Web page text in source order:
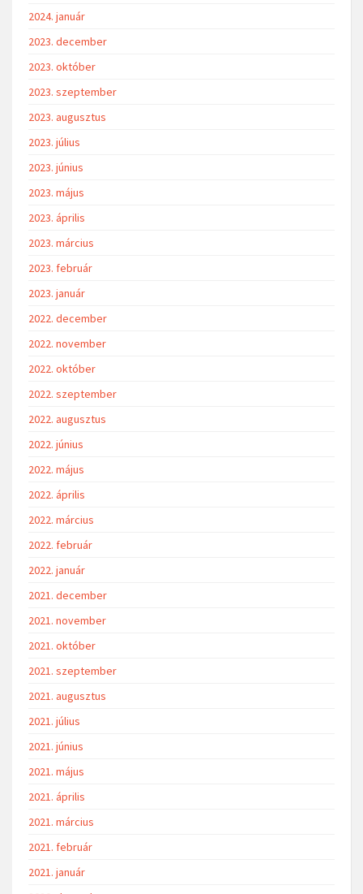
2024. január
2023. december
2023. október
2023. szeptember
2023. augusztus
2023. július
2023. június
2023. május
2023. április
2023. március
2023. február
2023. január
2022. december
2022. november
2022. október
2022. szeptember
2022. augusztus
2022. június
2022. május
2022. április
2022. március
2022. február
2022. január
2021. december
2021. november
2021. október
2021. szeptember
2021. augusztus
2021. július
2021. június
2021. május
2021. április
2021. március
2021. február
2021. január